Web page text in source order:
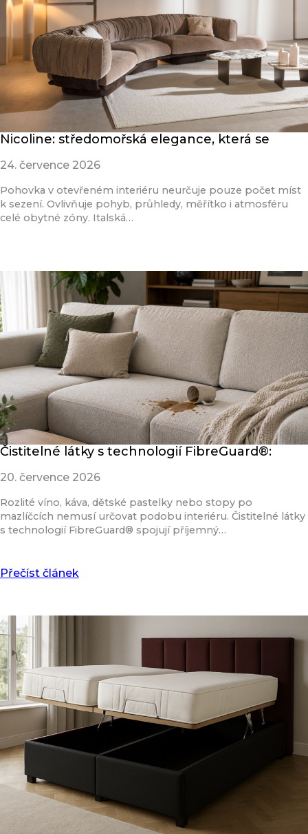
Nicoline: středomořská elegance, která se
24. července 2026
Pohovka v otevřeném interiéru neurčuje pouze počet míst
k sezení. Ovlivňuje pohyb, průhledy, měřítko i atmosféru
celé obytné zóny. Italská…
Čistitelné látky s technologií FibreGuard®:
20. července 2026
Rozlité víno, káva, dětské pastelky nebo stopy po
mazlíčcích nemusí určovat podobu interiéru. Čistitelné látky
s technologií FibreGuard® spojují příjemný…
Přečíst článek